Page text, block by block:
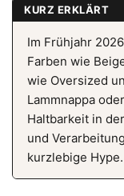
KURZ ERKLÄRT
Im Frühjahr
Farben wie
wie Oversized
Lammnappa
Haltbarkeit in
und
kurzlebige Hype.